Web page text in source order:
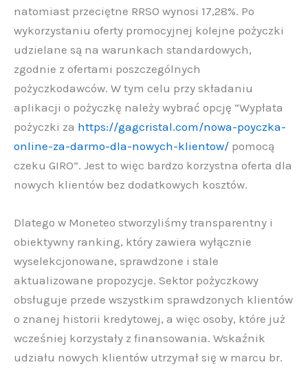
natomiast przeciętne RRSO wynosi 17,28%. Po
wykorzystaniu oferty promocyjnej kolejne pożyczki
udzielane są na warunkach standardowych,
zgodnie z ofertami poszczególnych
pożyczkodawców. W tym celu przy składaniu
aplikacji o pożyczkę należy wybrać opcję “Wypłata
pożyczki za https://gagcristal.com/nowa-poyczka-
online-za-darmo-dla-nowych-klientow/ pomocą
czeku GIRO”. Jest to więc bardzo korzystna oferta dla
nowych klientów bez dodatkowych kosztów.
Dlatego w Moneteo stworzyliśmy transparentny i
obiektywny ranking, który zawiera wyłącznie
wyselekcjonowane, sprawdzone i stale
aktualizowane propozycje. Sektor pożyczkowy
obsługuje przede wszystkim sprawdzonych klientów
o znanej historii kredytowej, a więc osoby, które już
wcześniej korzystały z finansowania. Wskaźnik
udziału nowych klientów utrzymał się w marcu br.